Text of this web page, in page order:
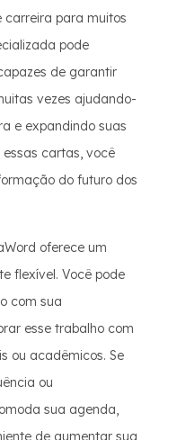
carreira para muitos
pode
de garantir
vezes ajudando-
e expandindo suas
cartas, você
do futuro dos
oferece um
flexível. Você pode
com sua
esse trabalho com
ou acadêmicos. Se
ou
sua agenda,
de aumentar sua